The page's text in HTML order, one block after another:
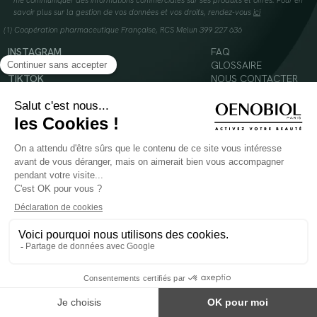
savoir plus sur la gestion de vos données et vos droits, rendez-vous ici
(1) Coopération pharmaceutique Française, RCS Melun 399 227 636
INSTAGRAM
FACEBOOK
TIKTOK
FAQ
GLOSSAIRE
NOUS CONTACTER
© 2024 Oenobiol Paris
Mentions légales
Conditions Générales d’Utilisation
Politique en matière de cookies
POUR VOTRE SANTÉ, MANGEZ AU MOINS CINQ FRUITS ET LÉGUMES PAR JOUR -
ne pas être utilisés comme substituts d'un régimes alimentaire varié et équilibré.
Réservé à l'adulte. Consulter attentivement l'étiquetage des produits avant l'utilisation.